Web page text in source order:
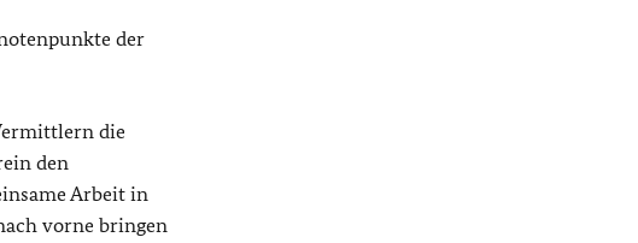
der
die
den
Arbeit in
vorne bringen